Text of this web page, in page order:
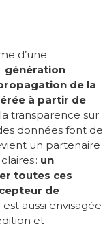
d’une
: génération
de la
à partir de
la transparence sur
données font de
un partenaire
: un
toutes ces
de
aussi envisagée
et